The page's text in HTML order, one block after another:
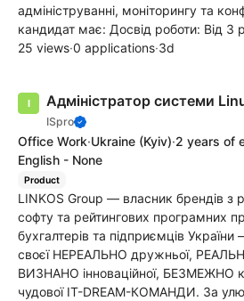
адмініструванні, моніторингу та
кандидат має: Досвід роботи: Від 3
25 views·0 applications·3d
Адміністратор системи
ISpro
Office Work·Ukraine (Kyiv)·2 years of
English - None
Product
LINKOS Group — власник брендів з
софту та рейтингових програмних
бухгалтерів та підприємців
своєї НЕРЕАЛЬНО дружньої,
ВИЗНАНО інноваційної, БЕЗМЕЖНО
чудової ІТ-DREAM-КОМАНДИ. За